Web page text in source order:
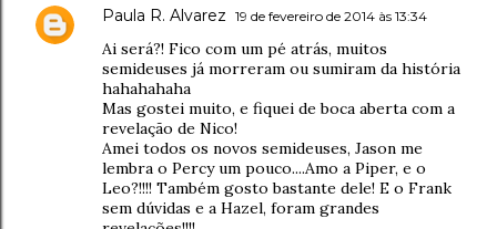
Paula R. Alvarez 19 de fevereiro de 2014 às 13:34
Ai será?! Fico com um pé atrás, muitos
semideuses já morreram ou sumiram da história
hahahahaha
Mas gostei muito, e fiquei de boca aberta com a
revelação de Nico!
Amei todos os novos semideuses, Jason me
lembra o Percy um pouco....Amo a Piper, e o
Leo?!!!! Também gosto bastante dele! E o Frank
sem dúvidas e a Hazel, foram grandes